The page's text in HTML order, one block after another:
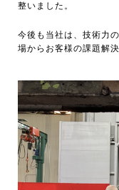
整いました。
今後も当社は、技術力
場からお客様の課題解